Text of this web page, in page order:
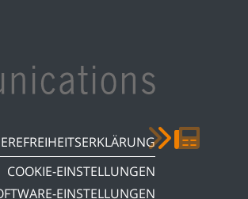
COOKIE-EINSTELLUNGEN
EINSTELLUNGEN